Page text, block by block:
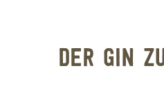
DER GIN